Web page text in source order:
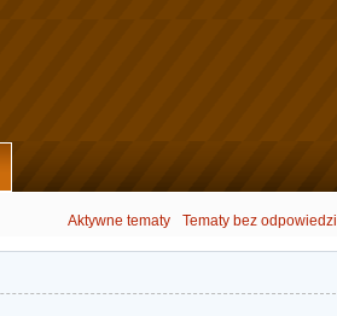
Aktywne tematy Tematy bez odpowiedzi